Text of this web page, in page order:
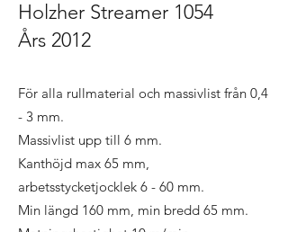
Holzher Streamer 1054
Års 2012
För alla rullmaterial och massivlist från 0,4
- 3 mm.
Massivlist upp till 6 mm.
Kanthöjd max 65 mm,
arbetsstycketjocklek 6 - 60 mm.
Min längd 160 mm, min bredd 65 mm.